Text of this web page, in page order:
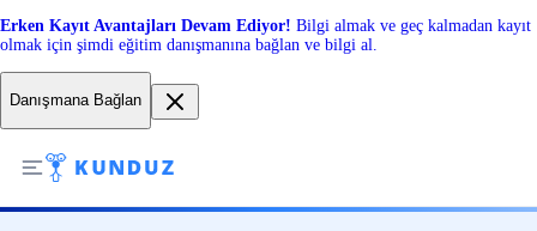
Erken Kayıt Avantajları Devam Ediyor! Bilgi almak ve geç kalmadan kayıt
olmak için şimdi eğitim danışmanına bağlan ve bilgi al.
Danışmana Bağlan